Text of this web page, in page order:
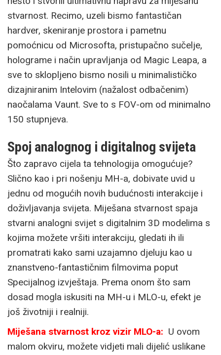
stvarnost. Recimo, uzeli bismo fantastičan
hardver, skeniranje prostora i pametnu
pomoćnicu od Microsofta, pristupačno sučelje,
holograme i način upravljanja od Magic Leapa, a
sve to sklopljeno bismo nosili u minimalističko
dizajniranim Intelovim (nažalost odbačenim)
naočalama Vaunt. Sve to s FOV-om od minimalno
150 stupnjeva.
Spoj analognog i digitalnog svijeta
Što zapravo cijela ta tehnologija omogućuje?
Slično kao i pri nošenju MH-a, dobivate uvid u
jednu od mogućih novih budućnosti interakcije i
doživljavanja svijeta. Miješana stvarnost spaja
stvarni analogni svijet s digitalnim 3D modelima s
kojima možete vršiti interakciju, gledati ih ili
promatrati kako sami uzajamno djeluju kao u
znanstveno-fantastičnim filmovima poput
Specijalnog izvještaja. Prema onom što sam
dosad mogla iskusiti na MH-u i MLO-u, efekt je
još životniji i realniji.
Miješana stvarnost kroz vizir MLO-a: U ovom
malom okviru, možete vidjeti mali dijelić uslikane